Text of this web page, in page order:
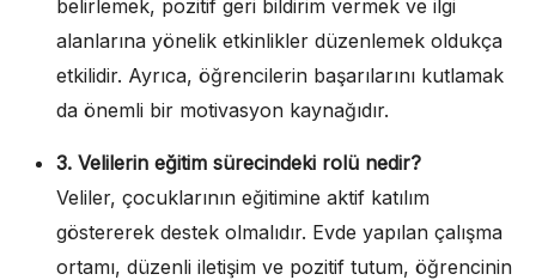
belirlemek, pozitif geri bildirim vermek ve ilgi
alanlarına yönelik etkinlikler düzenlemek oldukça
etkilidir. Ayrıca, öğrencilerin başarılarını kutlamak
da önemli bir motivasyon kaynağıdır.
3. Velilerin eğitim sürecindeki rolü nedir?
Veliler, çocuklarının eğitimine aktif katılım
göstererek destek olmalıdır. Evde yapılan çalışma
ortamı, düzenli iletişim ve pozitif tutum, öğrencinin